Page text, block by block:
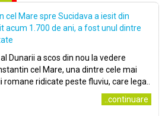
cel Mare spre Sucidava a iesit din
acum 1.700 de ani, a fost unul dintre
Dunarii a scos din nou la vedere
cel Mare, una dintre cele mai
ridicate peste fluviu, care lega..
..continuare